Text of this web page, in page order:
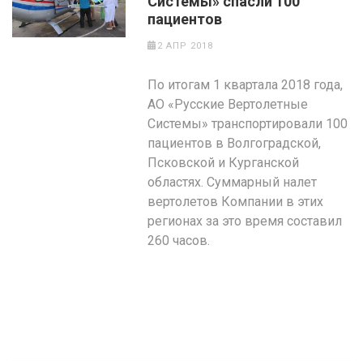
пациентов
2 АПР 2018
По итогам 1 квартала 2018 года,
АО «Русские Вертолетные
Системы» транспортировали 100
пациентов в Волгоградской,
Псковской и Курганской
областях. Суммарный налет
вертолетов Компании в этих
регионах за это время составил
260 часов.